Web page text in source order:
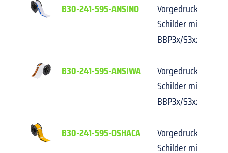
B30-241-595-ANSINO
Vorgedruckte,
Schilder mit
BBP3x/S3xxx/i3300
B30-241-595-ANSIWA
Vorgedruckte,
Schilder mit
BBP3x/S3xxx/i3300
B30-241-595-OSHACA
Vorgedruckte,
Schilder mit